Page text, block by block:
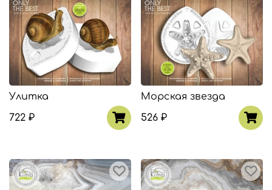
Улитка
722 ₽
Морская звезда
526 ₽